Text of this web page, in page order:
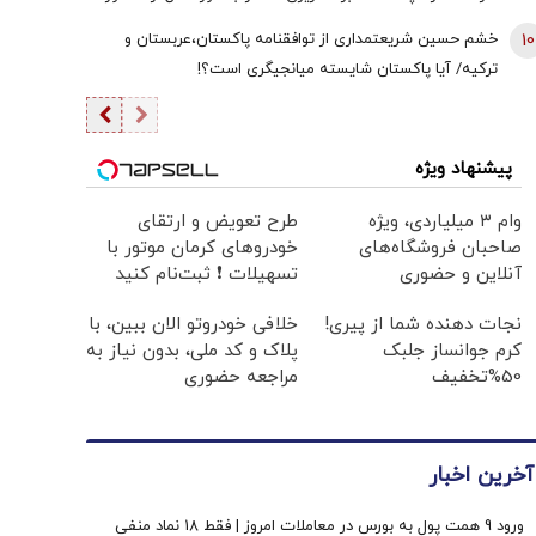
خواستار آن نیست
خشم حسین شریعتمداری از توافقنامه پاکستان،عربستان و
ترکیه/ آیا پاکستان شایسته میانجیگری است؟!
10
پیشنهاد ویژه
وام ۳ میلیاردی، ویژه
صاحبان فروشگاه‌های
آنلاین و حضوری
طرح تعویض و ارتقای
خودروهای کرمان موتور با
تسهیلات ❗ ثبت‌نام کنید
نجات دهنده شما از پیری!
کرم جوانساز جلبک
50%تخفیف
خلافی خودروتو الان ببین، با
پلاک و کد ملی، بدون نیاز به
مراجعه حضوری
آخرین اخبار
ورود 9 همت پول به بورس در معاملات امروز | فقط 18 نماد منفی